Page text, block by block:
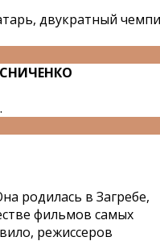
двукратный
родилась в Загребе,
фильмов самых
режиссеров